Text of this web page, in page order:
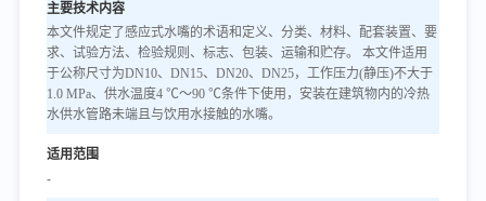
主要技术内容
本文件规定了感应式水嘴的术语和定义、分类、材料、配套装置、要
求、试验方法、检验规则、标志、包装、运输和贮存。 本文件适用
于公称尺寸为DN10、DN15、DN20、DN25，工作压力(静压)不大于
1.0 MPa、供水温度4 ℃～90 ℃条件下使用，安装在建筑物内的冷热
水供水管路未端且与饮用水接触的水嘴。
适用范围
-